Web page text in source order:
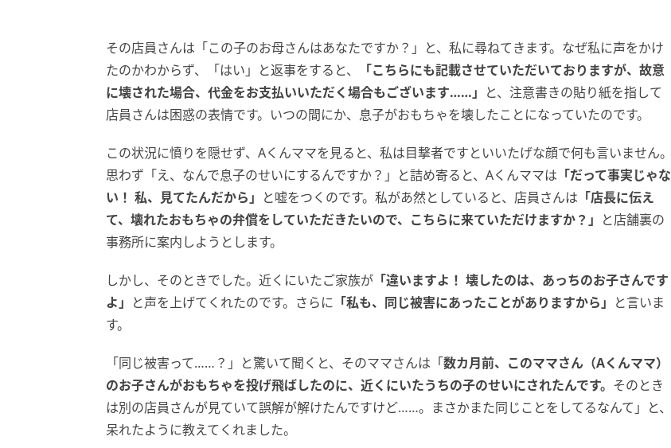
その店員さんは「この子のお母さんはあなたですか？」と、私に尋ねてきます。なぜ私に声をかけ
たのかわからず、「はい」と返事をすると、
「こちらにも記載させていただいておりますが、故意
に壊された場合、代金をお支払いいただく場合もございます……」 と、注意書きの貼り紙を指して
店員さんは困惑の表情です。いつの間にか、息子がおもちゃを壊したことになっていたのです。
この状況に憤りを隠せず、Aくんママを見ると、私は目撃者ですといいたげな顔で何も言いません。
思わず「え、なんで息子のせいにするんですか？」と詰め寄ると、Aくんママは 「だって事実じゃな
い！ 私、見てたんだから」 と嘘をつくのです。私があ然としていると、店員さんは 「店長に伝え
て、壊れたおもちゃの弁償をしていただきたいので、こちらに来ていただけますか？」 と店舗裏の
事務所に案内しようとします。
しかし、そのときでした。近くにいたご家族が 「違いますよ！ 壊したのは、あっちのお子さんです
よ」 と声を上げてくれたのです。さらに 「私も、同じ被害にあったことがありますから」 と言いま
す。
「同じ被害って……？」と驚いて聞くと、そのママさんは「数カ月前、このママさん（Aくんママ）
のお子さんがおもちゃを投げ飛ばしたのに、近くにいたうちの子のせいにされたんです。 そのとき
は別の店員さんが見ていて誤解が解けたんですけど……。まさかまた同じことをしてるなんて」と、
呆れたように教えてくれました。